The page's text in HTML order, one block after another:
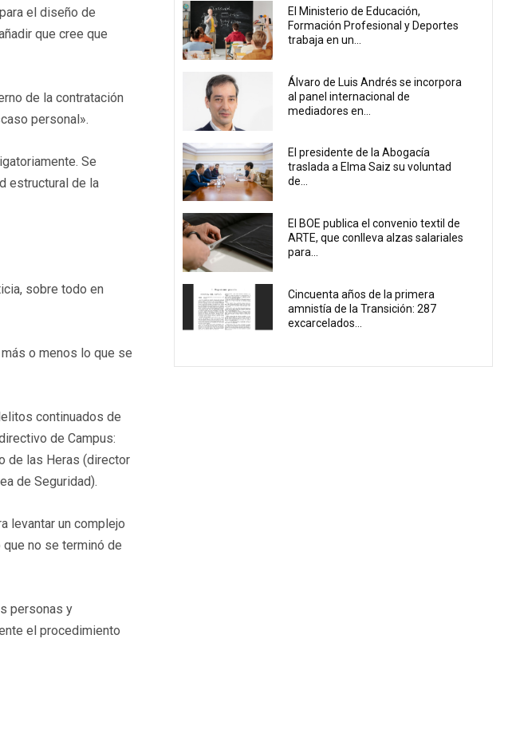
el diseño de
que cree que
de la contratación
personal».
Se
estructural de la
sobre todo en
o menos lo que se
continuados de
de Campus:
de las Heras (director
de Seguridad).
levantar un complejo
no se terminó de
personas y
el procedimiento
El Ministerio de Educación,
Formación Profesional y Deportes
trabaja en un...
Álvaro de Luis Andrés se incorpora
al panel internacional de
mediadores en...
El presidente de la Abogacía
traslada a Elma Saiz su voluntad
de...
El BOE publica el convenio textil de
ARTE, que conlleva alzas salariales
para...
Cincuenta años de la primera
amnistía de la Transición: 287
excarcelados...